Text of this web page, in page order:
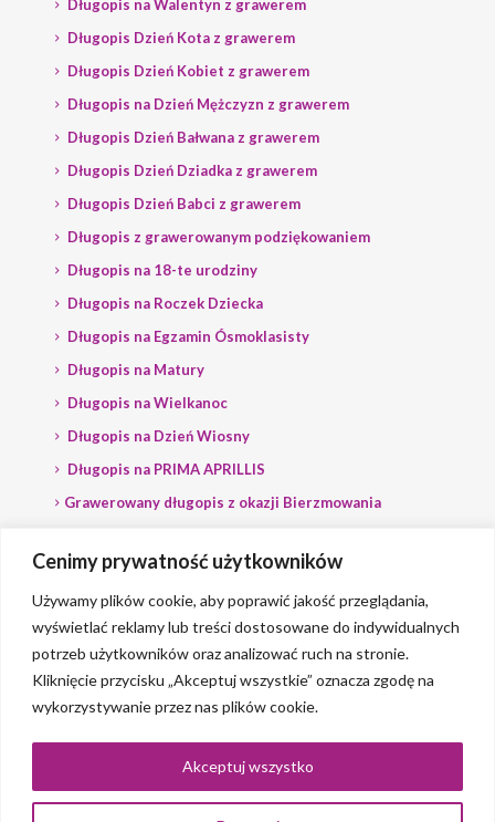
Cenimy prywatność użytkowników
Używamy plików cookie, aby poprawić jakość przeglądania,
wyświetlać reklamy lub treści dostosowane do indywidualnych
potrzeb użytkowników oraz analizować ruch na stronie.
Kliknięcie przycisku „Akceptuj wszystkie” oznacza zgodę na
wykorzystywanie przez nas plików cookie.
Akceptuj wszystko
Długopis na Walentyn z grawerem
Długopis Dzień Kota z grawerem
Długopis Dzień Kobiet z grawerem
Długopis na Dzień Mężczyzn z grawerem
Długopis Dzień Bałwana z grawerem
Długopis Dzień Dziadka z grawerem
Długopis Dzień Babci z grawerem
Długopis z grawerowanym podziękowaniem
Długopis na 18-te urodziny
Długopis na Roczek Dziecka
Długopis na Egzamin Ósmoklasisty
Długopis na Matury
Długopis na Wielkanoc
Długopis na Dzień Wiosny
Długopis na PRIMA APRILLIS
Grawerowany długopis z okazji Bierzmowania
Grawerowany długopis dla Polityka
© 2023 Grawerlik |2QBS